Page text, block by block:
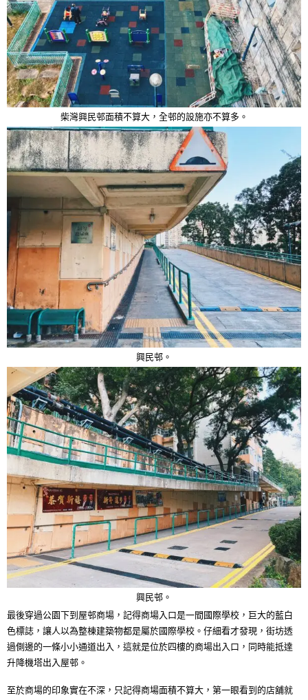
柴灣興民邨面積不算大，全邨的設施亦不算多。
興民邨。
興民邨。
最後穿過公園下到屋邨商場，記得商場入口是一間國際學校，巨大的藍白
色標誌，讓人以為整棟建築物都是屬於國際學校。仔細看才發現，街坊透
過側邊的一條小小通道出入，這就是位於四樓的商場出入口，同時能抵達
升降機塔出入屋邨。
至於商場的印象實在不深，只記得商場面積不算大，第一眼看到的店舖就